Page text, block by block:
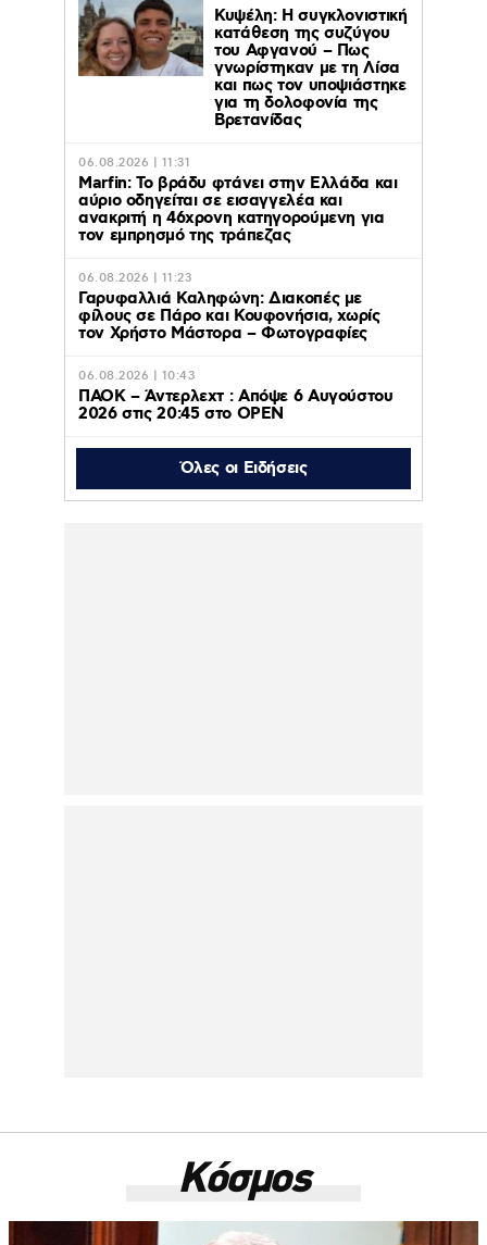
Κυψέλη: Η συγκλονιστική
κατάθεση της συζύγου
του Αφγανού – Πως
γνωρίστηκαν με τη Λίσα
και πως τον υποψιάστηκε
για τη δολοφονία της
Βρετανίδας
06.08.2026 | 11:31
Marfin: Το βράδυ φτάνει στην Ελλάδα και
αύριο οδηγείται σε εισαγγελέα και
ανακριτή η 46χρονη κατηγορούμενη για
τον εμπρησμό της τράπεζας
06.08.2026 | 11:23
Γαρυφαλλιά Καληφώνη: Διακοπές με
φίλους σε Πάρο και Κουφονήσια, χωρίς
τον Χρήστο Μάστορα – Φωτογραφίες
06.08.2026 | 10:43
ΠΑΟΚ – Άντερλεχτ : Απόψε 6 Αυγούστου
2026 στις 20:45 στο ΟΡΕΝ
Όλες οι Ειδήσεις
Κόσμος